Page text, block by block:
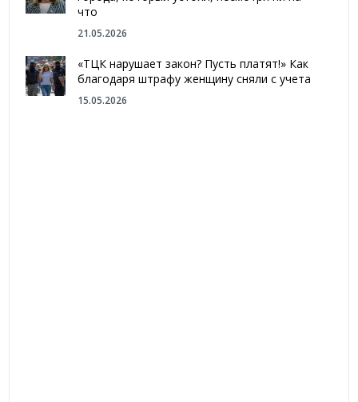
что
21.05.2026
«ТЦК нарушает закон? Пусть платят!» Как
благодаря штрафу женщину сняли с учета
15.05.2026